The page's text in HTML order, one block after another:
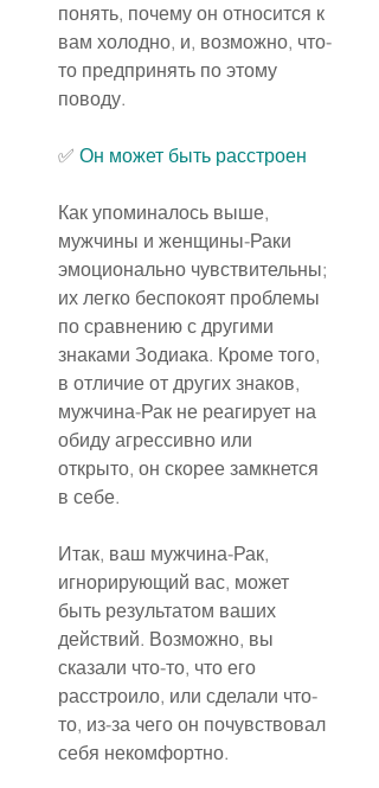
понять, почему он относится к
вам холодно, и, возможно, что-
то предпринять по этому
поводу.
✅ Он может быть расстроен
Как упоминалось выше,
мужчины и женщины-Раки
эмоционально чувствительны;
их легко беспокоят проблемы
по сравнению с другими
знаками Зодиака. Кроме того,
в отличие от других знаков,
мужчина-Рак не реагирует на
обиду агрессивно или
открыто, он скорее замкнется
в себе.
Итак, ваш мужчина-Рак,
игнорирующий вас, может
быть результатом ваших
действий. Возможно, вы
сказали что-то, что его
расстроило, или сделали что-
то, из-за чего он почувствовал
себя некомфортно.